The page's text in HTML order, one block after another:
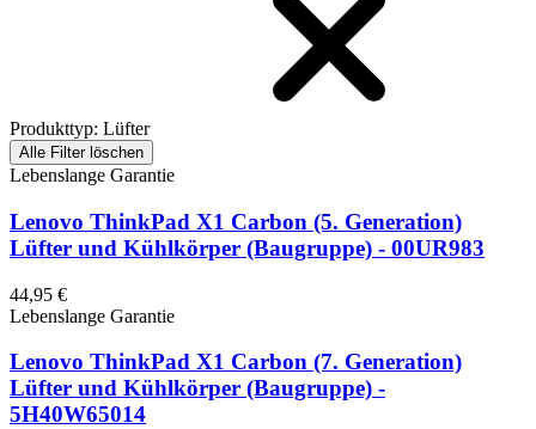
Produkttyp: Lüfter
Alle Filter löschen
Lebenslange Garantie
Lenovo ThinkPad X1 Carbon (5. Generation)
Lüfter und Kühlkörper (Baugruppe) - 00UR983
44,95 €
Lebenslange Garantie
Lenovo ThinkPad X1 Carbon (7. Generation)
Lüfter und Kühlkörper (Baugruppe) -
5H40W65014